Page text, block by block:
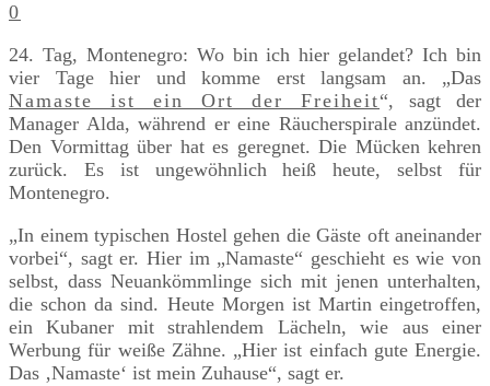
0
24. Tag, Montenegro: Wo bin ich hier gelandet? Ich bin
vier Tage hier und komme erst langsam an. „Das
Namaste ist ein Ort der Freiheit“, sagt der
Manager Alda, während er eine Räucherspirale anzündet.
Den Vormittag über hat es geregnet. Die Mücken kehren
zurück. Es ist ungewöhnlich heiß heute, selbst für
Montenegro.
„In einem typischen Hostel gehen die Gäste oft aneinander
vorbei“, sagt er. Hier im „Namaste“ geschieht es wie von
selbst, dass Neuankömmlinge sich mit jenen unterhalten,
die schon da sind. Heute Morgen ist Martin eingetroffen,
ein Kubaner mit strahlendem Lächeln, wie aus einer
Werbung für weiße Zähne. „Hier ist einfach gute Energie.
Das ‚Namaste‘ ist mein Zuhause“, sagt er.